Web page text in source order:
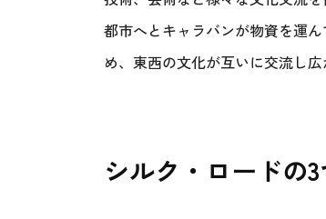
都市へとキャラバンが物資を運
め、東西の文化が互いに交流し広
シルク・ロードの